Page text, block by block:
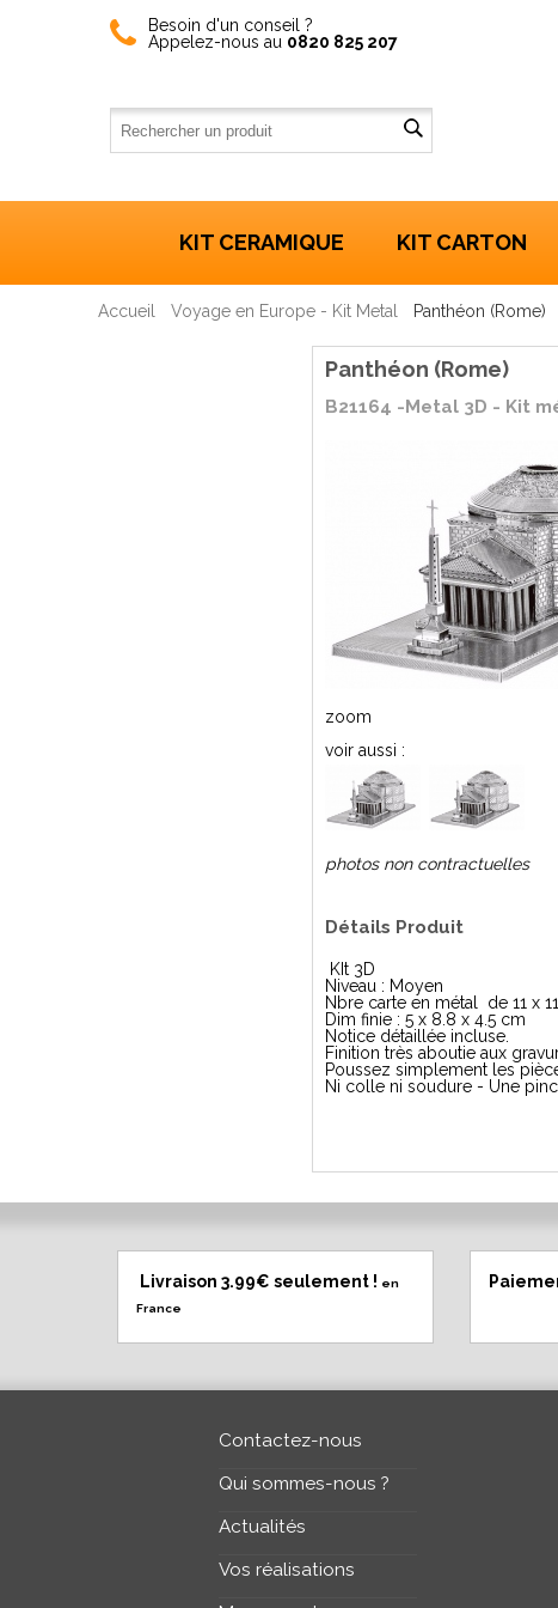
Besoin d'un conseil ?
Appelez-nous au 0820 825 207
KIT CERAMIQUE KIT CARTON
Accueil Voyage en Europe - Kit Metal Panthéon (Rome)
Panthéon (Rome)
B21164 -Metal 3D - Kit
zoom
voir aussi :
photos non contractuelles
Détails Produit
KIt 3D
Niveau : Moyen
Nbre carte en métal de 11 x
Dim finie : 5 x 8.8 x 4.5 cm
Notice détaillée incluse.
Finition très aboutie aux
Poussez simplement les
Ni colle ni soudure - Une
Livraison 3.99€ seulement ! en
France
Contactez-nous
Qui sommes-nous ?
Actualités
Vos réalisations